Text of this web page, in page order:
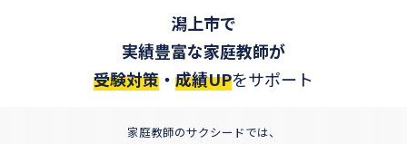
潟上市で
実績豊富な家庭教師が
受験対策 ・ 成績UPをサポート
家庭教師のサクシードでは、